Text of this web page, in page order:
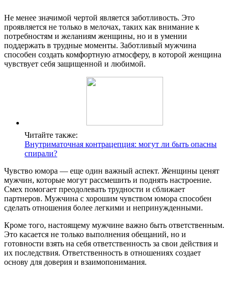
Не менее значимой чертой является заботливость. Это
проявляется не только в мелочах, таких как внимание к
потребностям и желаниям женщины, но и в умении
поддержать в трудные моменты. Заботливый мужчина
способен создать комфортную атмосферу, в которой женщина
чувствует себя защищенной и любимой.
Читайте также:
Внутриматочная контрацепция: могут ли быть опасны
спирали?
Чувство юмора — еще один важный аспект. Женщины ценят
мужчин, которые могут рассмешить и поднять настроение.
Смех помогает преодолевать трудности и сближает
партнеров. Мужчина с хорошим чувством юмора способен
сделать отношения более легкими и непринужденными.
Кроме того, настоящему мужчине важно быть ответственным.
Это касается не только выполнения обещаний, но и
готовности взять на себя ответственность за свои действия и
их последствия. Ответственность в отношениях создает
основу для доверия и взаимопонимания.